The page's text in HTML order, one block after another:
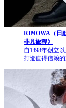
RIMOWA（日
非凡旅程》
自1898年创立
打造值得信赖